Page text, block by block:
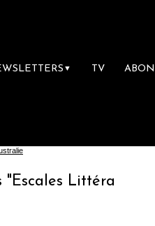
▼ TV
Littéraires", la